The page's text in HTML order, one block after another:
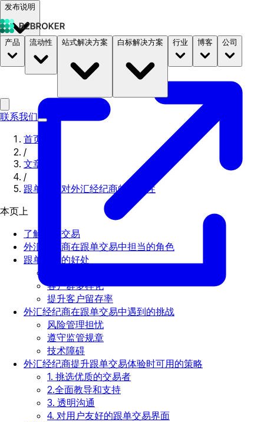
发布说明
文档 定价 B2STORE
产品 流动性 站式解决方案 白标解决方案 行业 博客 公司
联系我们
首页
/
文章
/
跟单交易对外汇经纪商的重要性
本页上
了解跟单交易
外汇经纪商在跟单交易中担当的角色
跟单交易的好处
客户群多样化
提升客户留存率
外汇经纪商在跟单交易中遇到的挑战
风险管理担忧
遵守监管规章
技术障碍
外汇经纪商提升跟单交易体验时可用的策略
1. 挑选优质的交易者
2.全面教导和支持
3. 透明沟通
4. 对用户友好的跟单交易界面